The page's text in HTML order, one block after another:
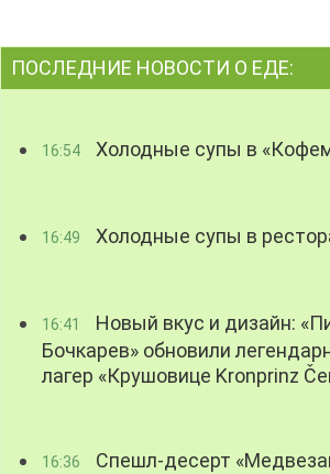
ПОСЛЕДНИЕ НОВОСТИ О ЕДЕ:
16:54 Холодные супы в
16:49 Холодные супы в
16:41
Новый вкус и дизайн:
Бочкарев» обновили
лагер «Крушовице Kronprinz
16:36 Спешл-десерт